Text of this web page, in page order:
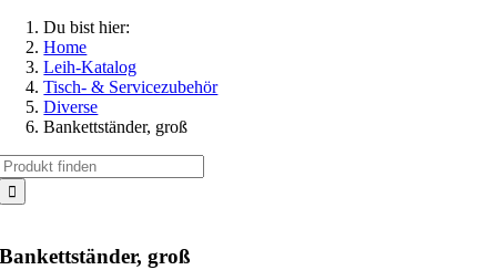
Du bist hier:
Home
Leih-Katalog
Tisch- & Servicezubehör
Diverse
Bankettständer, groß
Bankettständer, groß